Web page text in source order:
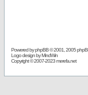
Powered byphpBB© 2001, 2005
Logo design by MindWin
Copyright © 2007-2023 merefa.net